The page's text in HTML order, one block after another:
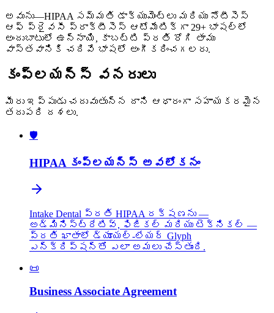
అవును—HIPAA సమ్మతి డాక్యుమెంట్‌లు మరియు నోటీసెస్
ఆఫ్ ప్రైవసీ ప్రాక్టీసెస్ ఆటోమేటిక్‌గా 29+ భాషల్లో
అందుబాటులో ఉన్నాయి, కాబట్టి ప్రతి రోగి తాము
వాస్తవానికి చదివే భాషలో అంగీకరించగలరు.
కంప్లయన్స్ వనరులు
మీరు ఇప్పుడు చదువుతున్న దాని ఆధారంగా సహాయకరమైన
తదుపరి దశలు.
🛡️
HIPAA కంప్లయన్స్ అవలోకనం
Intake Dental ప్రతి HIPAA రక్షణను —
అడ్మినిస్ట్రేటివ్, ఫిజికల్ మరియు టెక్నికల్ —
ప్రతి ఖాతాలో డ్యూయల్-లేయర్ Glyph
ఎన్‌క్రిప్షన్‌తో ఎలా అమలు చేస్తుంది.
📜
Business Associate Agreement